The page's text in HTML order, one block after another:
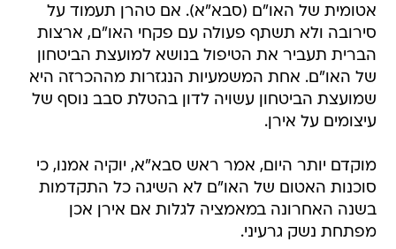
אטומית של האו"ם (סבא"א). אם טהרן תעמוד על
סירובה ולא תשתף פעולה עם פקחי האו"ם, ארצות
הברית תעביר את הטיפול בנושא למועצת הביטחון
של האו"ם. אחת המשמעיות הנגזרות מההכרזה היא
שמועצת הביטחון עשויה לדון בהטלת סבב נוסף של
עיצומים על אירן.
מוקדם יותר היום, אמר ראש סבא"א, יוקיה אמנו, כי
סוכנות האטום של האו"ם לא השיגה כל התקדמות
בשנה האחרונה במאמציה לגלות אם אירן אכן
מפתחת נשק גרעיני.